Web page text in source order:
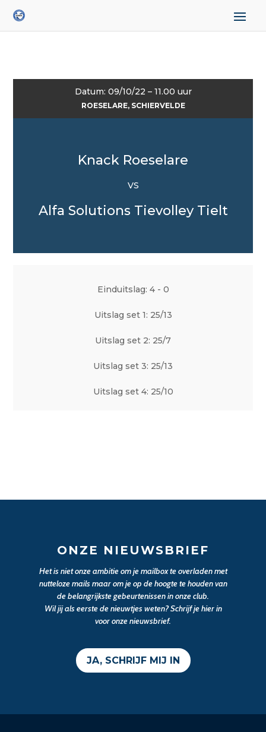
Datum: 09/10/22 – 11.00 uur
ROESELARE, SCHIERVELDE
Knack Roeselare
VS
Alfa Solutions Tievolley Tielt
Einduitslag: 4 - 0
Uitslag set 1: 25/13
Uitslag set 2: 25/7
Uitslag set 3: 25/13
Uitslag set 4: 25/10
ONZE NIEUWSBRIEF
Het is niet onze ambitie om je mailbox te overladen met
nutteloze mails maar om je op de hoogte te houden van
de belangrijkste gebeurtenissen in onze club.
Wil jij als eerste de nieuwtjes weten? Schrijf je hier in
voor onze nieuwsbrief.
JA, SCHRIJF MIJ IN